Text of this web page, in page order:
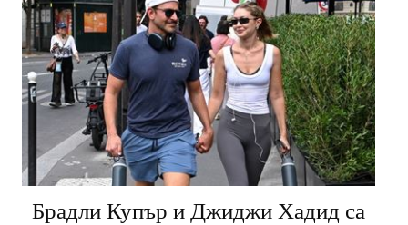
Брадли Купър и Джиджи Хадид са